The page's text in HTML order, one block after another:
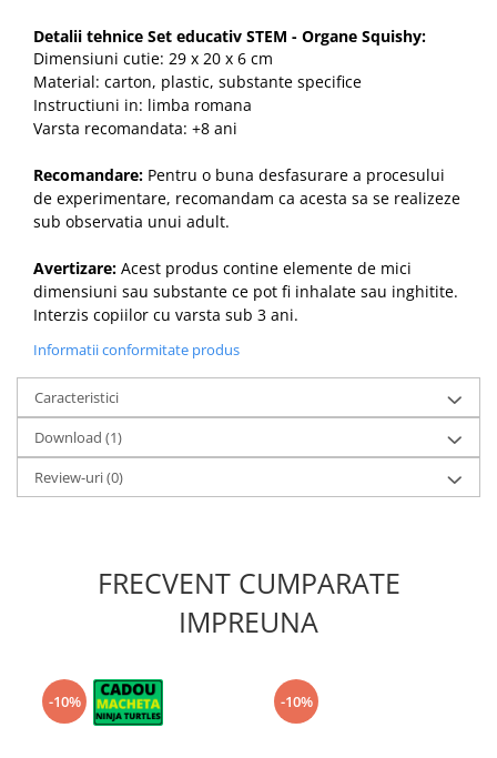
Detalii tehnice Set educativ STEM - Organe Squishy:
Dimensiuni cutie: 29 x 20 x 6 cm
Material: carton, plastic, substante specifice
Instructiuni in: limba romana
Varsta recomandata: +8 ani
Recomandare: Pentru o buna desfasurare a procesului
de experimentare, recomandam ca acesta sa se realizeze
sub observatia unui adult.
Avertizare: Acest produs contine elemente de mici
dimensiuni sau substante ce pot fi inhalate sau inghitite.
Interzis copiilor cu varsta sub 3 ani.
Informatii conformitate produs
Caracteristici
Download (1)
Review-uri(0)
FRECVENT CUMPARATE
IMPREUNA
-10% -10%